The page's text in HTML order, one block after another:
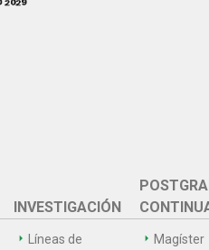
INVESTIGACIÓN
Líneas de
Magíster